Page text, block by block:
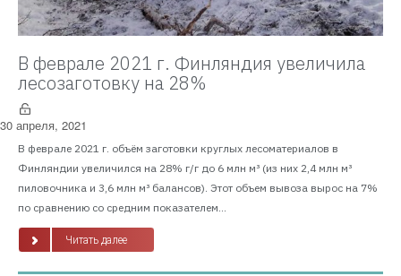
В феврале 2021 г. Финляндия увеличила
лесозаготовку на 28%
30 апреля, 2021
В феврале 2021 г. объём заготовки круглых лесоматериалов в
Финляндии увеличился на 28% г/г до 6 млн м³ (из них 2,4 млн м³
пиловочника и 3,6 млн м³ балансов). Этот объем вывоза вырос на 7%
по сравнению со средним показателем...
Читать далее